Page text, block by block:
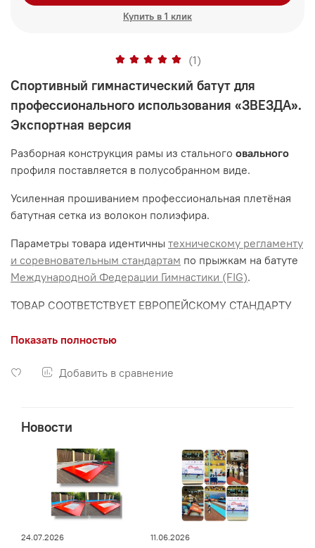
Добавить в сравнение
Купить в 1 клик
(1)
Спортивный гимнастический батут для
профессионального использования «ЗВЕЗДА».
Экспортная версия
Разборная конструкция рамы из стального овального
профиля поставляется в полусобранном виде.
Усиленная прошиванием профессиональная плетёная
батутная сетка из волокон полиэфира.
Параметры товара идентичны техническому регламенту
и соревновательным стандартам по прыжкам на батуте
Международной Федерации Гимнастики (FIG).
ТОВАР СООТВЕТСТВУЕТ ЕВРОПЕЙСКОМУ СТАНДАРТУ
(Type 1, Size 1), ЧТО ПОДТВЕРЖДАЕТСЯ
испытательный концерн).
Показать полностью
Новости
24.07.2026 11.06.2026